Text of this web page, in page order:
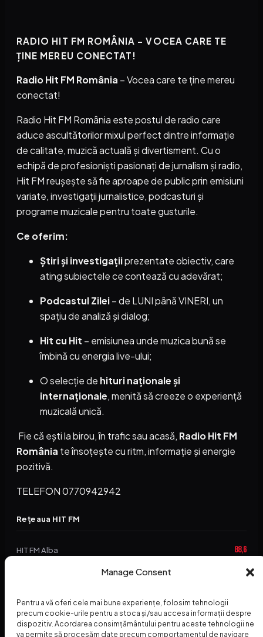
Manage Consent
Pentru a vă oferi cele mai bune experiențe, folosim tehnologii
precum cookie-urile pentru a stoca și/sau accesa informații despre
dispozitiv. Acordarea consimțământului pentru aceste tehnologii ne
va permite să procesăm date precum comportamentul de navigare
RADIO HIT FM ROMÂNIA – VOCEA CARE TE
ȚINE MEREU CONECTAT!
Radio Hit FM România – Vocea care te ține mereu
conectat!
Radio Hit FM România este postul de radio care
aduce ascultătorilor mixul perfect dintre informație
de calitate, muzică actuală și divertisment. Cu o
echipă de profesioniști pasionați de jurnalism și radio,
Hit FM reușește să fie aproape de public prin emisiuni
variate, investigații jurnalistice, podcasturi și
programe muzicale pentru toate gusturile.
Ce oferim:
Știri și investigațiiprezentate obiectiv, care
ating subiectele ce contează cu adevărat;
Podcastul Zilei– de LUNI până VINERI, un
spațiu de analiză și dialog;
Hit cu Hit – emisiunea unde muzica bună se
îmbină cu energia live-ului;
O selecție de hituri naționale și
internaționale, menită să creeze o experiență
muzicală unică.
Fie că ești la birou, în trafic sau acasă, Radio Hit FM
România te însoțește cu ritm, informație și energie
pozitivă.
TELEFON 0770942942
Rețeaua HIT FM
HIT FM Alba 88,6
94,2
HIT FM Abrud 94,3